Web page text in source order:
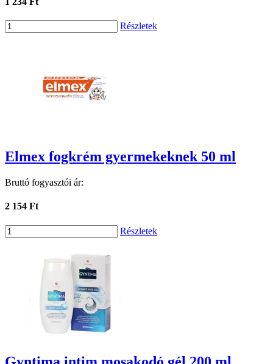
Részletek
Elmex fogkrém gyermekeknek 50 ml
Bruttó fogyasztói ár:
2 154 Ft
Részletek